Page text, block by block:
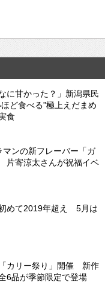
に甘かった？」新潟県民
ど食べる”極上えだまめ
食
ンの新フレーバー「ガ
片寄涼太さんが祝福イベ
めて2019年超え 5月は
カリー祭り」開催 新作
6品が季節限定で登場